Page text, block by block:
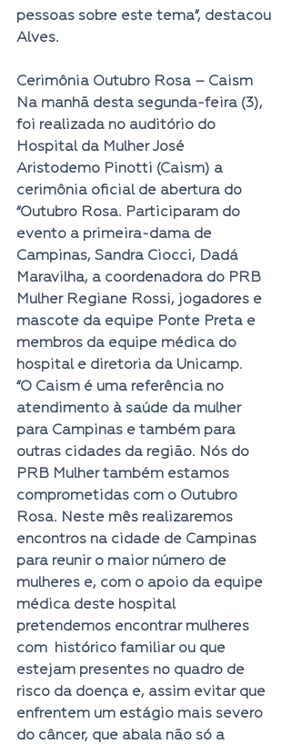
pessoas sobre este tema”, destacou
Alves.
Cerimônia Outubro Rosa – Caism
Na manhã desta segunda-feira (3),
foi realizada no auditório do
Hospital da Mulher José
Aristodemo Pinotti (Caism) a
cerimônia oficial de abertura do
“Outubro Rosa. Participaram do
evento a primeira-dama de
Campinas, Sandra Ciocci, Dadá
Maravilha, a coordenadora do PRB
Mulher Regiane Rossi, jogadores e
mascote da equipe Ponte Preta e
membros da equipe médica do
hospital e diretoria da Unicamp.
“O Caism é uma referência no
atendimento à saúde da mulher
para Campinas e também para
outras cidades da região. Nós do
PRB Mulher também estamos
comprometidas com o Outubro
Rosa. Neste mês realizaremos
encontros na cidade de Campinas
para reunir o maior número de
mulheres e, com o apoio da equipe
médica deste hospital
pretendemos encontrar mulheres
com  histórico familiar ou que
estejam presentes no quadro de
risco da doença e, assim evitar que
enfrentem um estágio mais severo
do câncer, que abala não só a